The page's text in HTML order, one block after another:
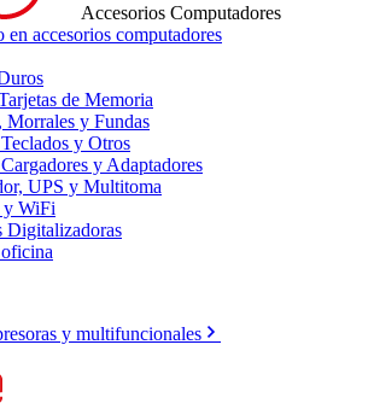
Accesorios Computadores
en accesorios computadores
de Memoria
Morrales y Fundas
y Otros
y Adaptadores
UPS y Multitoma
y WiFi
Digitalizadoras
y multifuncionales